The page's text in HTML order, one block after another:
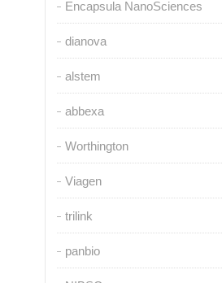
Encapsula NanoSciences
dianova
alstem
abbexa
Worthington
Viagen
trilink
panbio